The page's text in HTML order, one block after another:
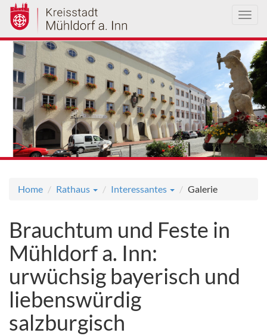
Direkt
zum
Inhalt
Home Rathaus Interessantes Galerie
Brauchtum und Feste in
Mühldorf a. Inn:
urwüchsig bayerisch und
liebenswürdig
salzburgisch